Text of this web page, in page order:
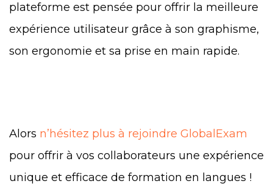
plateforme est pensée pour offrir la meilleure
expérience utilisateur grâce à son graphisme,
son ergonomie et sa prise en main rapide.
Alors n’hésitez plus à rejoindre GlobalExam
pour offrir à vos collaborateurs une expérience
unique et efficace de formation en langues !